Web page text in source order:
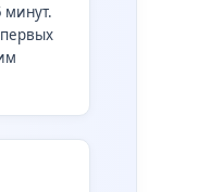
минут.